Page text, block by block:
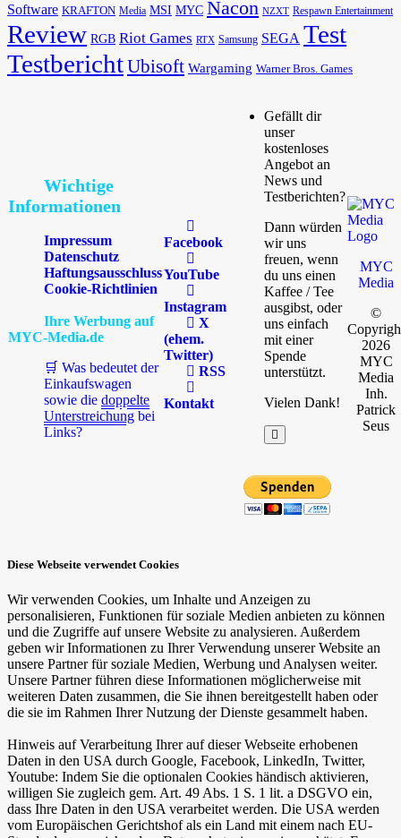
Software KRAFTON Media MSI MYC Nacon NZXT Respawn Entertainment
Review RGB Riot Games RTX Samsung SEGA Test
TestberichtUbisoft Wargaming Warner Bros. Games
Wichtige
Informationen
Impressum
Datenschutz
Haftungsausschluss
Cookie-Richtlinien
Ihre Werbung auf
MYC-Media.de
🛒 Was bedeutet der
Einkaufswagen
sowie die doppelte
Unterstreichung bei
Links?
Facebook
YouTube
Instagram
X
(ehem.
Twitter)
RSS
Kontakt
Gefällt dir
unser
kostenloses
Angebot an
News und
Testberichten?
Dann würden
wir uns
freuen, wenn
du uns einen
Kaffee / Tee
ausgibst, oder
uns einfach
mit einer
Spende
unterstützt.
Vielen Dank!
MYC
Media
©
2026
MYC
Media
Inh.
Patrick
Seus
Diese Webseite verwendet Cookies
Wir verwenden Cookies, um Inhalte und Anzeigen zu
personalisieren, Funktionen für soziale Medien anbieten zu können
und die Zugriffe auf unsere Website zu analysieren. Außerdem
geben wir Informationen zu Ihrer Verwendung unserer Website an
unsere Partner für soziale Medien, Werbung und Analysen weiter.
Unsere Partner führen diese Informationen möglicherweise mit
weiteren Daten zusammen, die Sie ihnen bereitgestellt haben oder
die sie im Rahmen Ihrer Nutzung der Dienste gesammelt haben.
Hinweis auf Verarbeitung Ihrer auf dieser Webseite erhobenen
Daten in den USA durch Google, Facebook, LinkedIn, Twitter,
Youtube: Indem Sie die optionalen Cookies händisch aktivieren,
willigen Sie zugleich gem. Art. 49 Abs. 1 S. 1 lit. a DSGVO ein,
dass Ihre Daten in den USA verarbeitet werden. Die USA werden
vom Europäischen Gerichtshof als ein Land mit einem nach EU-